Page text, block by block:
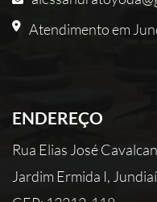
Atendimento em
ENDEREÇO
Rua Elias José
Jardim Ermida I,